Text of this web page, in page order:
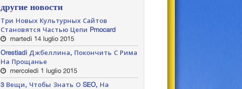
другие новости
Три Новых Культурных Сайтов
Становятся Частью Цепи Pmocard
martedì 14 luglio 2015
Orestiadi Джбеллина, Покончить С Рима
На Прощанье
mercoledì 1 luglio 2015
3 Вещи, Чтобы Знать О SEO, На